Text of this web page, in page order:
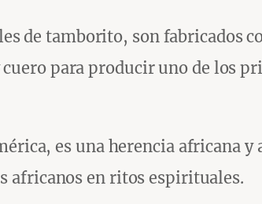
de tamborito, son fabricados
cuero para producir uno de los
es una herencia africana y
africanos en ritos espirituales.